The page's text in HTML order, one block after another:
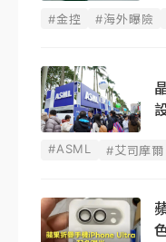
#金控 #海外曝險
#ASML #艾司摩爾